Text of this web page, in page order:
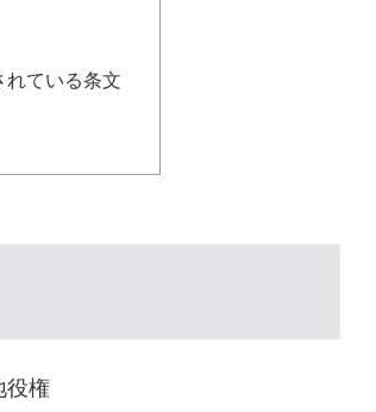
れている条文
権